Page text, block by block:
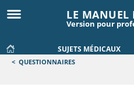
LE MANUEL
Version pour
SUJETS MÉDICAUX
< QUESTIONNAIRES